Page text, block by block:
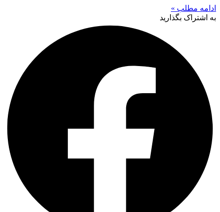
ادامه مطلب »
به اشتراک بگذارید